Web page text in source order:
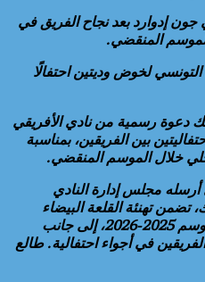
إدوارد بعد نجاح الفريق في
المنقضي.
لخوض وديتين احتفالًا
دعوة رسمية من نادي الأفريقي
بين الفريقين، بمناسبة
خلال الموسم المنقضي.
مجلس إدارة النادي
تضمن تهنئة القلعة البيضاء
بالتتويج بلقب الدوري المصري لموسم 2025-2026، إلى جانب
في أجواء احتفالية. طالع